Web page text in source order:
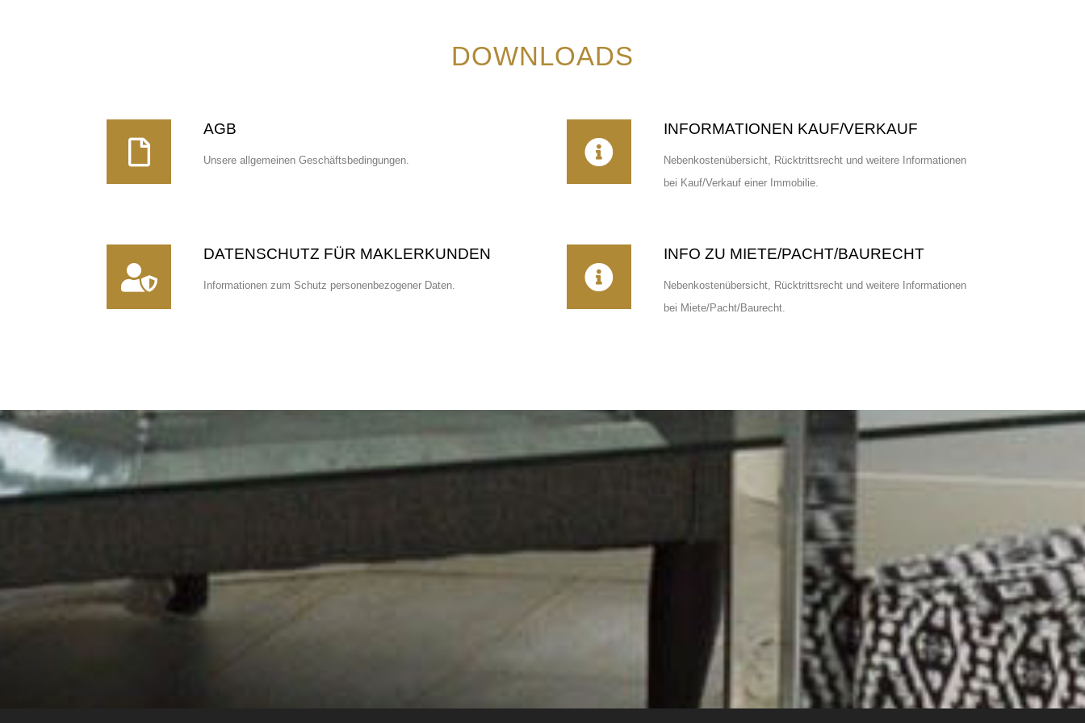
DOWNLOADS
AGB
Unsere allgemeinen Geschäftsbedingungen.
INFORMATIONEN KAUF/VERKAUF
Nebenkostenübersicht, Rücktrittsrecht und weitere Informationen
bei Kauf/Verkauf einer Immobilie.
DATENSCHUTZ FÜR MAKLERKUNDEN
Informationen zum Schutz personenbezogener Daten.
INFO ZU MIETE/PACHT/BAURECHT
Nebenkostenübersicht, Rücktrittsrecht und weitere Informationen
bei Miete/Pacht/Baurecht.